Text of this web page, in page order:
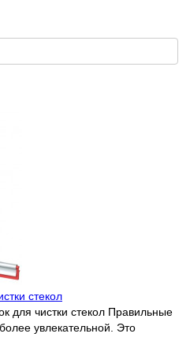
стекол
для чистки стекол Правильные
увлекательной. Это